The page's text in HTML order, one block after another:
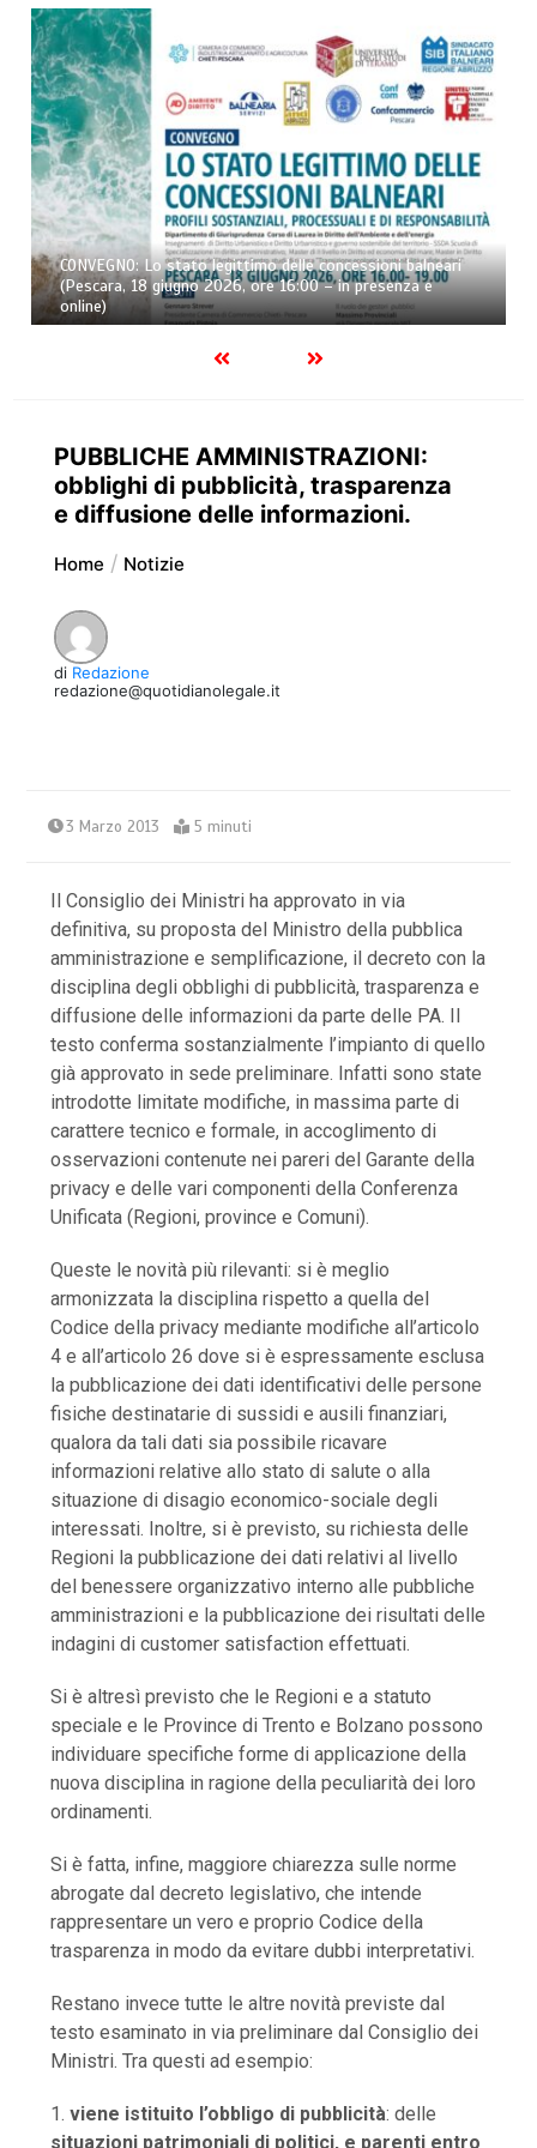
CONVEGNO: Lo stato legittimo delle concessioni balneari
(Pescara, 18 giugno 2026, ore 16:00 – in presenza e
online)
PUBBLICHE AMMINISTRAZIONI:
obblighi di pubblicità, trasparenza
e diffusione delle informazioni.
Home Notizie
di Redazione
redazione@quotidianolegale.it
3 Marzo 2013 5 minuti
Il Consiglio dei Ministri ha approvato in via
definitiva, su proposta del Ministro della pubblica
amministrazione e semplificazione, il decreto con la
disciplina degli obblighi di pubblicità, trasparenza e
diffusione delle informazioni da parte delle PA. Il
testo conferma sostanzialmente l’impianto di quello
già approvato in sede preliminare. Infatti sono state
introdotte limitate modifiche, in massima parte di
carattere tecnico e formale, in accoglimento di
osservazioni contenute nei pareri del Garante della
privacy e delle vari componenti della Conferenza
Unificata (Regioni, province e Comuni).
Queste le novità più rilevanti: si è meglio
armonizzata la disciplina rispetto a quella del
Codice della privacy mediante modifiche all’articolo
4 e all’articolo 26 dove si è espressamente esclusa
la pubblicazione dei dati identificativi delle persone
fisiche destinatarie di sussidi e ausili finanziari,
qualora da tali dati sia possibile ricavare
informazioni relative allo stato di salute o alla
situazione di disagio economico-sociale degli
interessati. Inoltre, si è previsto, su richiesta delle
Regioni la pubblicazione dei dati relativi al livello
del benessere organizzativo interno alle pubbliche
amministrazioni e la pubblicazione dei risultati delle
indagini di customer satisfaction effettuati.
Si è altresì previsto che le Regioni e a statuto
speciale e le Province di Trento e Bolzano possono
individuare specifiche forme di applicazione della
nuova disciplina in ragione della peculiarità dei loro
ordinamenti.
Si è fatta, infine, maggiore chiarezza sulle norme
abrogate dal decreto legislativo, che intende
rappresentare un vero e proprio Codice della
trasparenza in modo da evitare dubbi interpretativi.
Restano invece tutte le altre novità previste dal
testo esaminato in via preliminare dal Consiglio dei
Ministri. Tra questi ad esempio:
1.viene istituito l’obbligo di pubblicità: delle
situazioni patrimoniali di politici, e parenti entro